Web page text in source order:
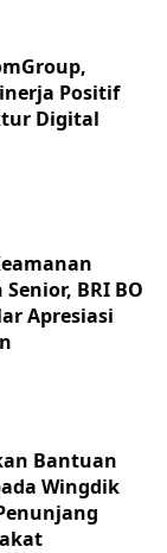
Positif
Digital
BRI BO
Apresiasi
Bantuan
Wingdik